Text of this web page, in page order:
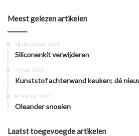
Meest gelezen artikelen
14 december 2020
Siliconenkit verwijderen
22 juni 2020
Kunststof achterwand keuken; dé
8 februari 2021
Oleander snoeien
Laatst toegevoegde artikelen